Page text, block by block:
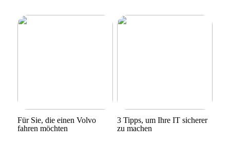
Für Sie, die einen Volvo
fahren möchten
3 Tipps, um Ihre IT sicherer
zu machen